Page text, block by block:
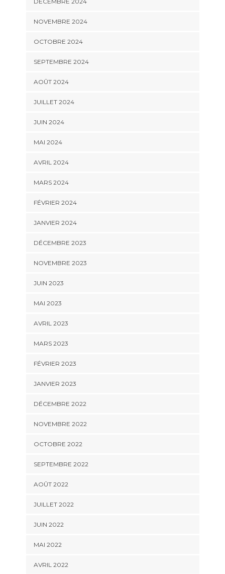
NOVEMBRE 2024
OCTOBRE 2024
SEPTEMBRE 2024
AOÛT 2024
JUILLET 2024
JUIN 2024
MAI 2024
AVRIL 2024
MARS 2024
FÉVRIER 2024
JANVIER 2024
DÉCEMBRE 2023
NOVEMBRE 2023
JUIN 2023
MAI 2023
AVRIL 2023
MARS 2023
FÉVRIER 2023
JANVIER 2023
DÉCEMBRE 2022
NOVEMBRE 2022
OCTOBRE 2022
SEPTEMBRE 2022
AOÛT 2022
JUILLET 2022
JUIN 2022
MAI 2022
AVRIL 2022